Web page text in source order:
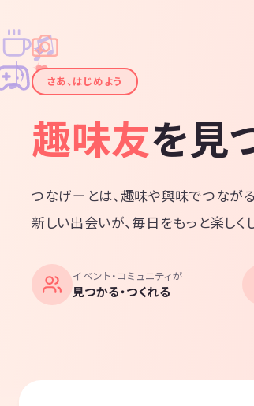
✦
✦
✧
✧
♪
♫
さあ、はじめよう
趣味友を見
つなげーとは、趣味や興味でつながる
新しい出会いが、毎日をもっと楽しく
イベント・コミュニティが
見つかる・つくれる